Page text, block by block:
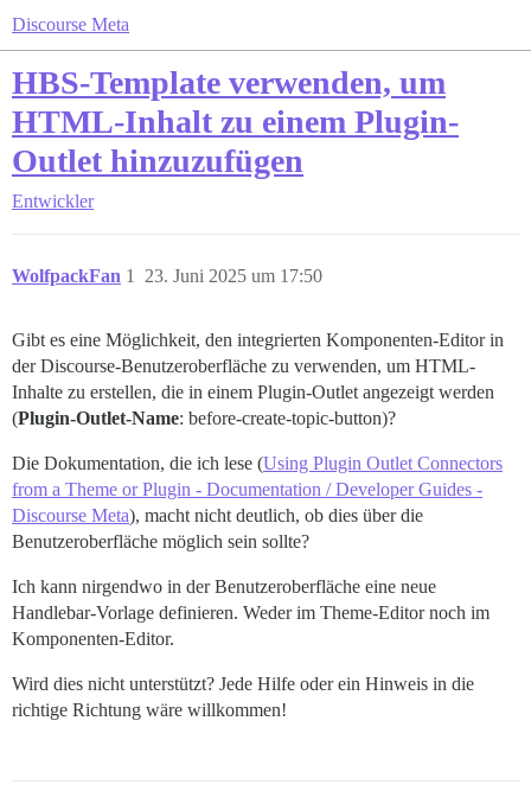
Discourse Meta
HBS-Template verwenden, um
HTML-Inhalt zu einem Plugin-
Outlet hinzuzufügen
Entwickler
WolfpackFan 23. Juni 2025 um 17:50
1
Gibt es eine Möglichkeit, den integrierten Komponenten-Editor in
der Discourse-Benutzeroberfläche zu verwenden, um HTML-
Inhalte zu erstellen, die in einem Plugin-Outlet angezeigt werden
(Plugin-Outlet-Name: before-create-topic-button)?
Die Dokumentation, die ich lese (Using Plugin Outlet Connectors
from a Theme or Plugin - Documentation / Developer Guides -
Discourse Meta), macht nicht deutlich, ob dies über die
Benutzeroberfläche möglich sein sollte?
Ich kann nirgendwo in der Benutzeroberfläche eine neue
Handlebar-Vorlage definieren. Weder im Theme-Editor noch im
Komponenten-Editor.
Wird dies nicht unterstützt? Jede Hilfe oder ein Hinweis in die
richtige Richtung wäre willkommen!